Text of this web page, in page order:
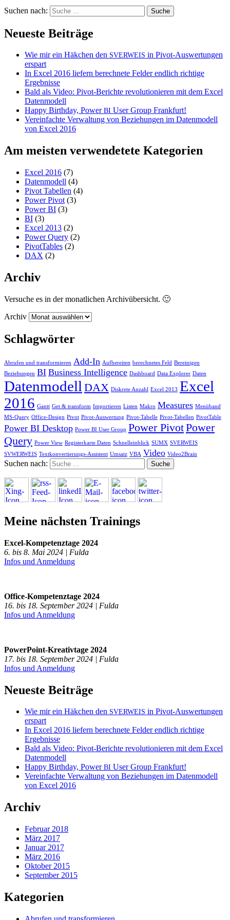
Suchen nach:
Neueste Beiträge
Wie mir ein Häkchen den SVERWEIS in Pivot-Auswertungen
erspart
In Excel 2016 liefern berechnete Felder endlich richtige
Ergebnisse
Bald als Video: Pivot-Berichte revolutionieren mit dem Excel
Datenmodell
Happy Birthday, PowerBI User Group Frankfurt!
Vereinfachte Verwaltung von Beziehungen im Datenmodell
von Excel 2016
Am meisten verwendetete Kategorien
Excel 2016 (7)
Datenmodell (4)
Pivot Tabellen (4)
Power Pivot (3)
Power BI (3)
BI (3)
Excel 2013 (2)
Power Query (2)
PivotTables (2)
DAX (2)
Archiv
Versuche es in der monatlichen Archivübersicht. 🙂
Archiv
Schlagwörter
Abrufen und transformieren Add-In Aufbereiten berechnetes Feld Bereinigen
Beziehungen BI Business Intelligence Dashboard Data Explorer Daten
Datenmodell DAX Diskrete Anzahl Excel 2013 Excel
2016 Gantt Get & transform Importieren Listen Makro Measures Menüband
MS-Query Office-Design Pivot Pivot-Auswertung Pivot-Tabelle Pivot-Tabellen PivotTable
Power BI Desktop Power BI User Group Power PivotPower
Query Power View Registerkarte Daten Schnelleinblick SUMX SVERWEIS
SVWERWEIS Textkonvertierungs-Assistent Umsatz VBA Video Video2Brain
Suchen nach:
Meine nächsten Trainings
Excel-Kompetenztage 2024
6. bis 8. Mai 2024 | Fulda
Infos und Anmeldung
Office-Kompetenztage 2024
16. bis 18. September 2024 | Fulda
Infos und Anmeldung
PowerPoint-Kreativtage 2024
17. bis 18. September 2024 | Fulda
Infos und Anmeldung
Neueste Beiträge
Wie mir ein Häkchen den SVERWEIS in Pivot-Auswertungen
erspart
In Excel 2016 liefern berechnete Felder endlich richtige
Ergebnisse
Bald als Video: Pivot-Berichte revolutionieren mit dem Excel
Datenmodell
Happy Birthday, PowerBI User Group Frankfurt!
Vereinfachte Verwaltung von Beziehungen im Datenmodell
von Excel 2016
Archiv
Februar 2018
März 2017
Januar 2017
März 2016
Oktober 2015
September 2015
Kategorien